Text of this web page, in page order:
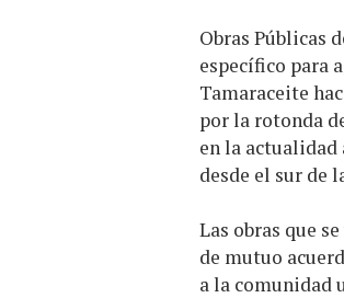
Obras Públicas
específico para
Tamaraceite
por la rotonda
en la actualidad
desde el sur de
Las obras que
de mutuo
a la comunidad